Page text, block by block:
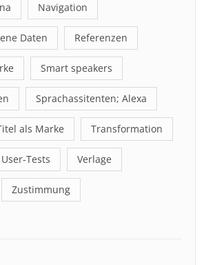
Navigation
Daten Referenzen
Smart speakers
Sprachassitenten; Alexa
als Marke Transformation
User-Tests Verlage
Zustimmung